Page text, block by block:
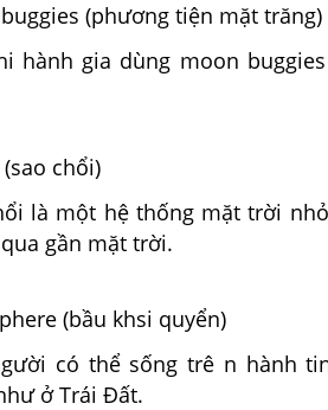
(phương tiện mặt trăng)
hành gia dùng moon
chổi)
là một hệ thống mặt trời
gần mặt trời.
(bầu khsi quyển)
có thể sống trê n hành
ở Trái Đất.